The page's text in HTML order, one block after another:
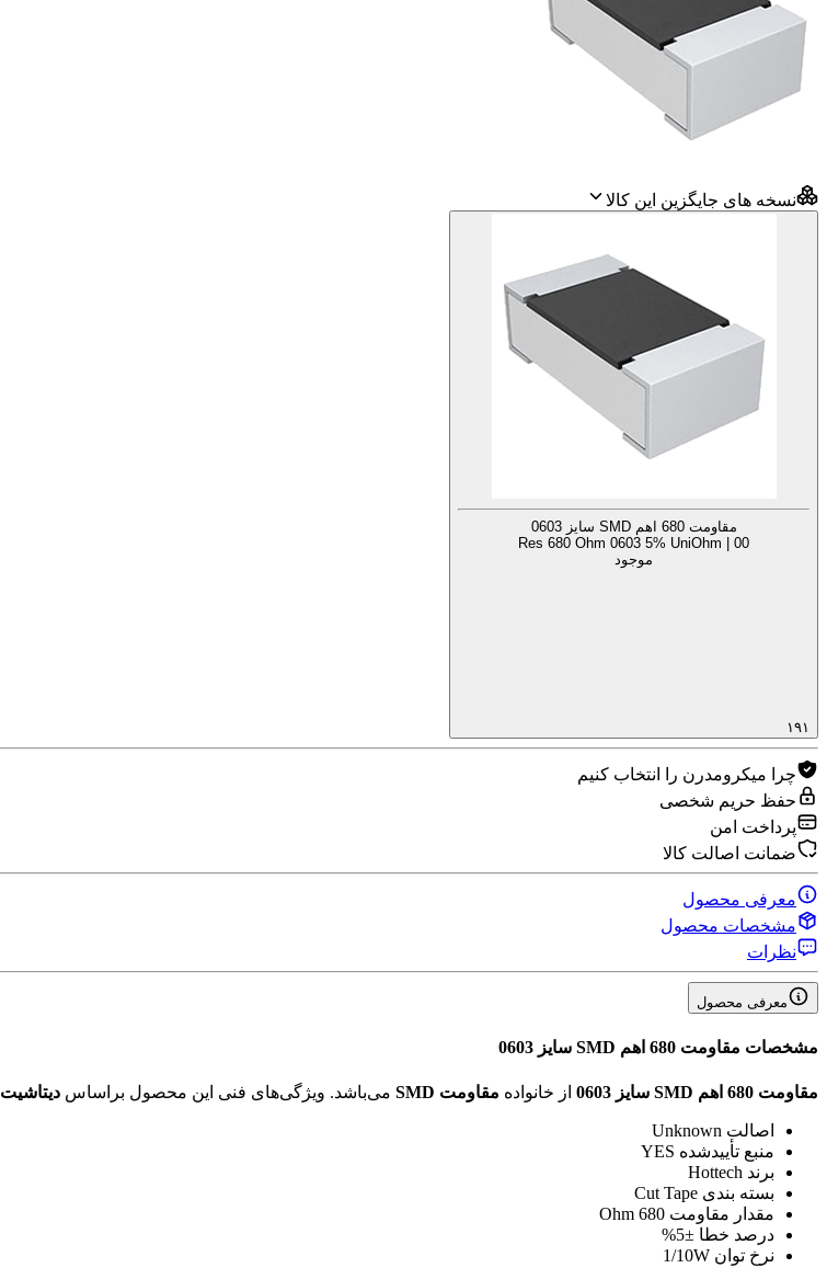
نسخه های جایگزین این کالا
مقاومت 680 اهم SMD سایز 0603
Res 680 Ohm 0603 5% UniOhm | 00
موجود
۱۹۱
چرا میکرومدرن را انتخاب کنیم
حفظ حریم شخصی
پرداخت امن
ضمانت اصالت کالا
معرفی محصول
مشخصات محصول
نظرات
معرفی محصول
مشخصات مقاومت 680 اهم SMD سایز 0603
مقاومت 680 اهم SMD سایز 0603 از خانواده مقاومت SMD می‌باشد. ویژگی‌های فنی این محصول براساس دیتاشیت
اصالت Unknown
منبع تأیید‌شده YES
برند Hottech
بسته بندی Cut Tape
مقدار مقاومت 680 Ohm
درصد خطا ±5%
نرخ توان 1/10W